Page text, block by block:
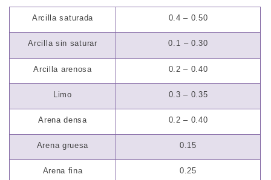
Arcilla saturada 0.4 – 0.50
Arcilla sin saturar 0.1 – 0.30
Arcilla arenosa 0.2 – 0.40
Limo 0.3 – 0.35
Arena densa 0.2 – 0.40
Arena gruesa 0.15
Arena fina 0.25